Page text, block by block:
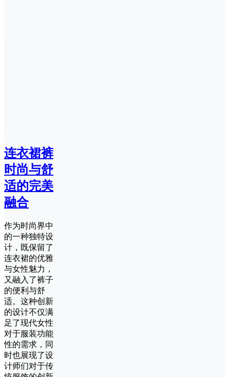
连衣裙裤
时尚与舒
适的完美
融合
作为时尚界中
的一种独特设
计，既保留了
连衣裙的优雅
与女性魅力，
又融入了裤子
的便利与舒
适。这种创新
的设计不仅满
足了现代女性
对于服装功能
性的需求，同
时也展现了设
计师们对于传